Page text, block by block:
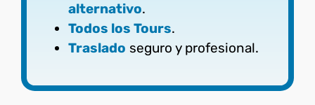
alternativo.
Todos los Tours.
Traslado seguro y profesional.